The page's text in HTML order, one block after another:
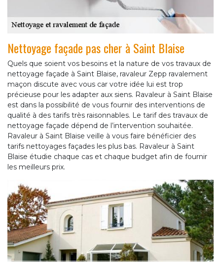
Nettoyage façade pas cher à Saint Blaise
Quels que soient vos besoins et la nature de vos travaux de
nettoyage façade à Saint Blaise, ravaleur Zepp ravalement
maçon discute avec vous car votre idée lui est trop
précieuse pour les adapter aux siens. Ravaleur à Saint Blaise
est dans la possibilité de vous fournir des interventions de
qualité à des tarifs très raisonnables. Le tarif des travaux de
nettoyage façade dépend de l’intervention souhaitée.
Ravaleur à Saint Blaise veille à vous faire bénéficier des
tarifs nettoyages façades les plus bas. Ravaleur à Saint
Blaise étudie chaque cas et chaque budget afin de fournir
les meilleurs prix.